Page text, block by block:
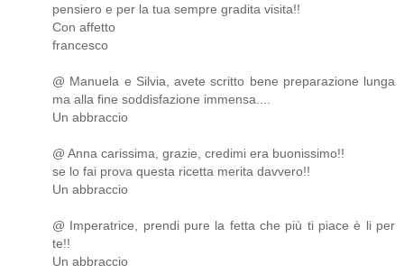
pensiero e per la tua sempre gradita visita!!
Con affetto
francesco
@ Manuela e Silvia, avete scritto bene preparazione lunga
ma alla fine soddisfazione immensa....
Un abbraccio
@ Anna carissima, grazie, credimi era buonissimo!!
se lo fai prova questa ricetta merita davvero!!
Un abbraccio
@ Imperatrice, prendi pure la fetta che più ti piace è li per
te!!
Un abbraccio